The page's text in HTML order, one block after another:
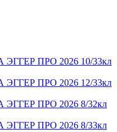
ПРО 2026 10/33кл
ПРО 2026 12/33кл
ПРО 2026 8/32кл
ПРО 2026 8/33кл